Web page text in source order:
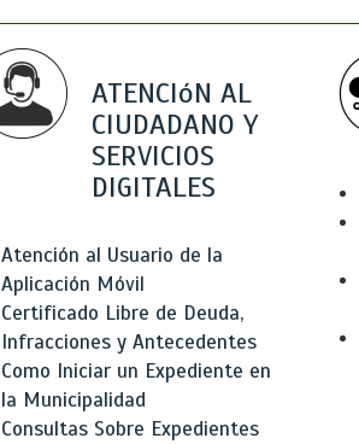
ATENCIóN AL
CIUDADANO Y
SERVICIOS
DIGITALES
Atención al Usuario de la
Aplicación Móvil
Certificado Libre de Deuda,
Infracciones y Antecedentes
Como Iniciar un Expediente en
la Municipalidad
Consultas Sobre Expedientes